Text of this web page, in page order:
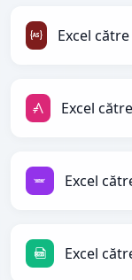
Excel
Excel